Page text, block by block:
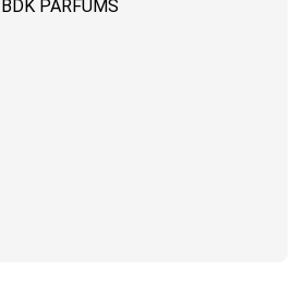
BDK PARFUMS